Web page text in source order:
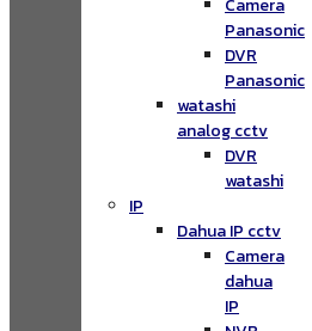
Camera
Panasonic
DVR
Panasonic
watashi
analog cctv
DVR
watashi
IP
Dahua IP cctv
Camera
dahua
IP